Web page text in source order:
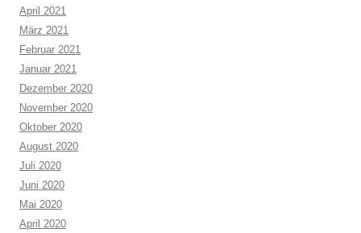
April 2021
März 2021
Februar 2021
Januar 2021
Dezember 2020
November 2020
Oktober 2020
August 2020
Juli 2020
Juni 2020
Mai 2020
April 2020